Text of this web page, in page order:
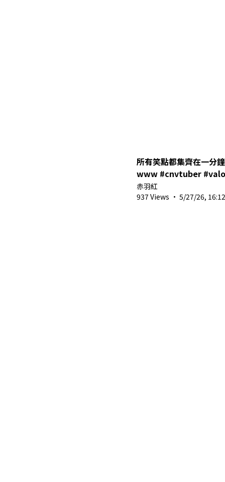
所有笑點都集齊在一分
www #cnvtuber
#shorts
赤羽紅
937 Views · 5/27/26, 16:12